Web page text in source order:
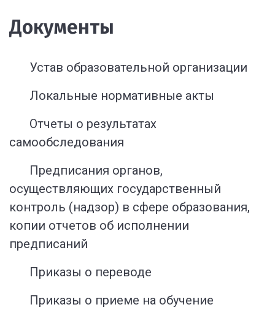
Документы
Устав образовательной организации
Локальные нормативные акты
Отчеты о результатах
самообследования
Предписания органов,
осуществляющих государственный
контроль (надзор) в сфере образования,
копии отчетов об исполнении
предписаний
Приказы о переводе
Приказы о приеме на обучение